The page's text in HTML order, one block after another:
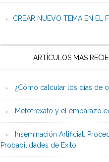
CREAR NUEVO TEMA EN EL
ARTÍCULOS MÁS
¿Cómo calcular los días de
Metotrexato y el embarazo
Inseminación Artificial:
Probabilidades de Éxito